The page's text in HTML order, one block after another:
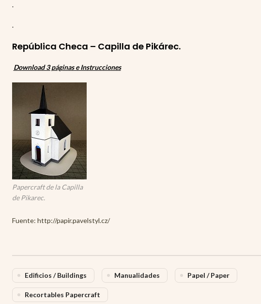
.
.
República Checa – Capilla de Pikárec.
Download 3 páginas e Instrucciones
Papercraft de la Capilla
de Pikarec.
Fuente: http://papir.pavelstyl.cz/
Edificios / Buildings Manualidades Papel / Paper
Recortables Papercraft